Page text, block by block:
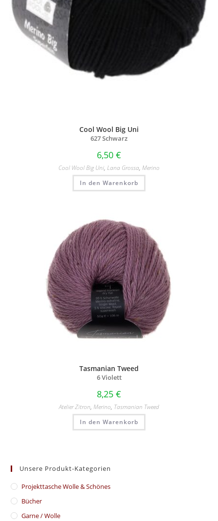
Cool Wool Big Uni
627 Schwarz
6,50 €
Cool Wool Big Uni, Lana Grossa, Merino
In den Warenkorb
Tasmanian Tweed
6 Violett
8,25 €
Atelier Zitron, Merino, Tasmanian Tweed
In den Warenkorb
Unsere Produkt-Kategorien
​Projekttasche Wolle & Schönes
Bücher
Garne / Wolle